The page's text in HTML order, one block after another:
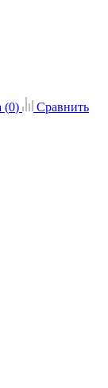
(0)
Сравнить